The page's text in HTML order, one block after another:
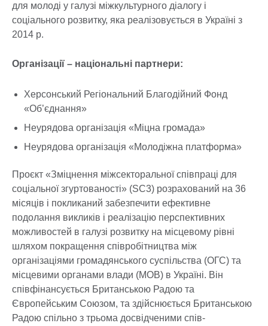
для молоді у галузі міжкультурного діалогу і
соціального розвитку, яка реалізовується в Україні з
2014 р.
Організації – національні партнери:
Херсонський Регіональний Благодійний Фонд
«Об’єднання»
Неурядова організація «Міцна громада»
Неурядова організація «Молодіжна платформа»
Проєкт «Зміцнення міжсекторальної співпраці для
соціальної згуртованості» (SC3) розрахований на 36
місяців і покликаний забезпечити ефективне
подолання викликів і реалізацію перспективних
можливостей в галузі розвитку на місцевому рівні
шляхом покращення співробітництва між
організаціями громадянського суспільства (ОГС) та
місцевими органами влади (МОВ) в Україні. Він
співфінансується Британською Радою та
Європейським Союзом, та здійснюється Британською
Радою спільно з трьома досвідченими спів-